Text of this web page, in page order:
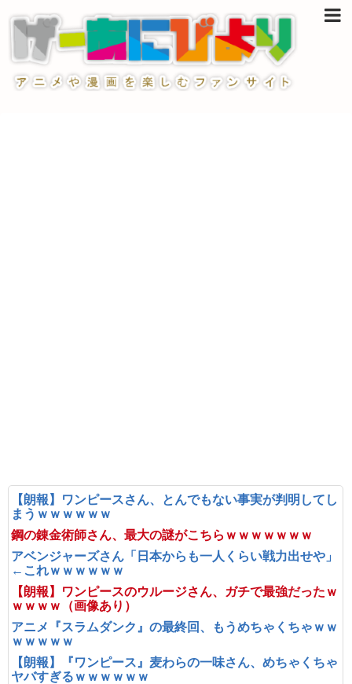
【朗報】ワンピースさん、とんでもない事実が判明してし
まうｗｗｗｗｗｗ
鋼の錬金術師さん、最大の謎がこちらｗｗｗｗｗｗｗ
アベンジャーズさん「日本からも一人くらい戦力出せや」
←これｗｗｗｗｗｗ
【朗報】ワンピースのウルージさん、ガチで最強だったｗ
ｗｗｗｗ（画像あり）
アニメ『スラムダンク』の最終回、もうめちゃくちゃｗｗ
ｗｗｗｗｗ
【朗報】『ワンピース』麦わらの一味さん、めちゃくちゃ
ヤバすぎるｗｗｗｗｗｗ